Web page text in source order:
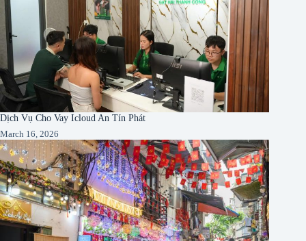
Dịch Vụ Cho Vay Icloud An Tín Phát
March 16, 2026